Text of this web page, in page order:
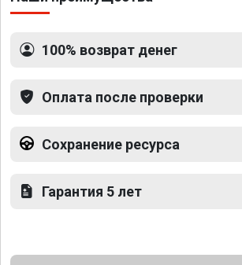
100% возврат денег
Оплата после проверки
Сохранение ресурса
Гарантия 5 лет